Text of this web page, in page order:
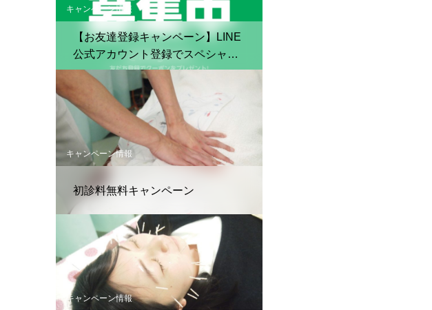
キャンペーン情報
【お友達登録キャンペーン】LINE
公式アカウント登録でスペシャル
クーポン配布中！
キャンペーン情報
初診料無料キャンペーン
キャンペーン情報